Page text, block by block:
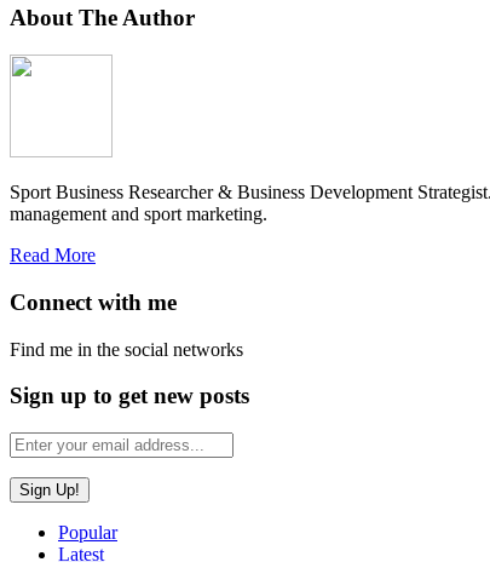
About The Author
Sport Business Researcher & Business Development
management and sport marketing.
Read More
Connect with me
Find me in the social networks
Sign up to get new posts
Popular
Latest